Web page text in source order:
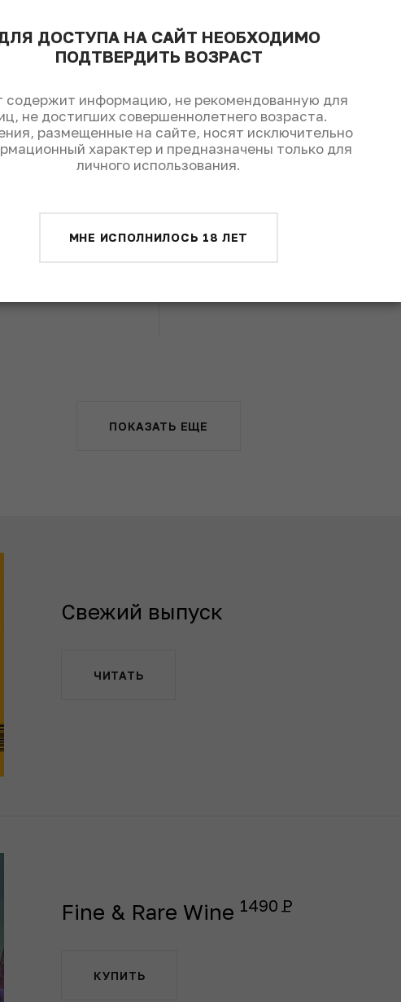
люди интервью
красных винах вы никогда не
почувствуете зеленых
тонов»
таким девизом прошла наша дегустация с
главным энологом «Скалистого берега».
вино
8
Где пить
на
ПОКАЗАТЬ ЕЩЕ
Свежий выпуск
ЧИТАТЬ
Fine & Rare Wine 1490
КУПИТЬ
ДОСТУПА НА САЙТ НЕОБХОДИМО
ПОДТВЕРДИТЬ ВОЗРАСТ
содержит информацию, не рекомендованную для
не достигших совершеннолетнего возраста.
размещенные на сайте, носят исключительно
характер и предназначены только для
личного использования.
МНЕ ИСПОЛНИЛОСЬ 18 ЛЕТ